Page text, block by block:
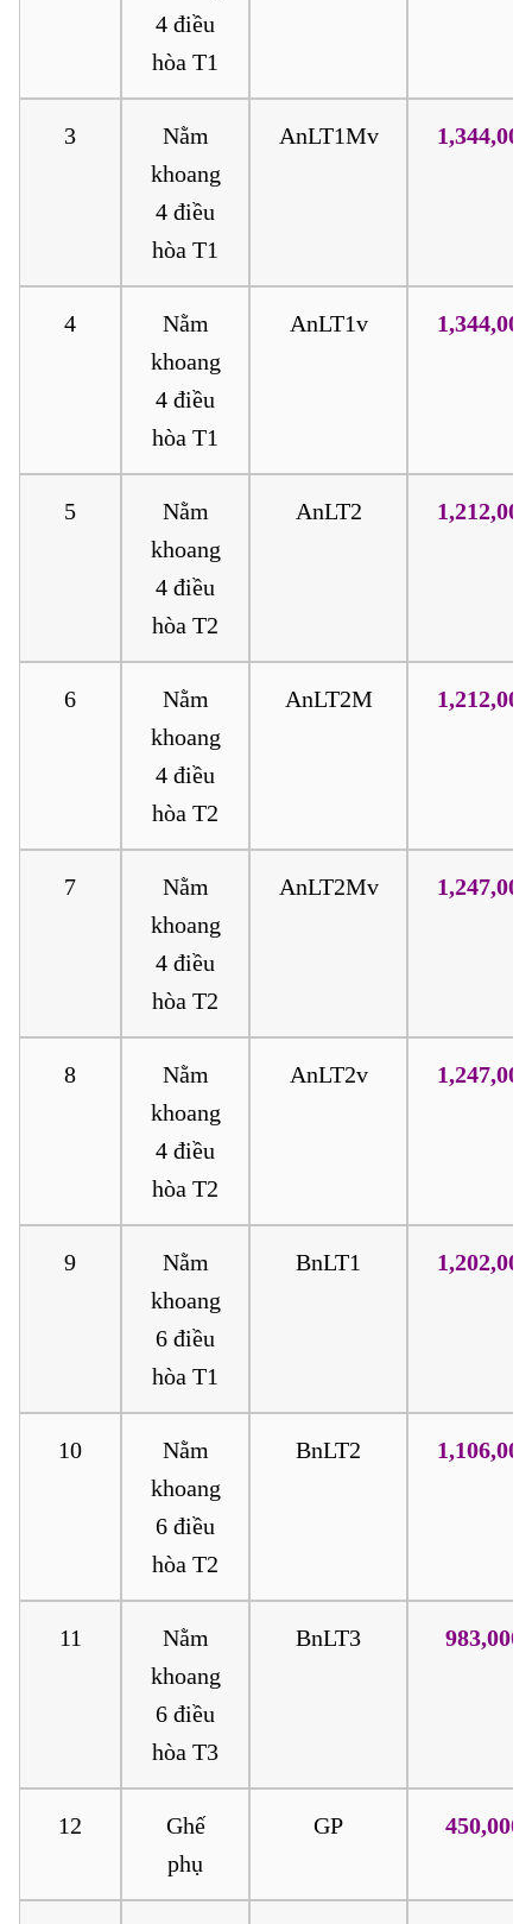
4 điều
hòa T1
3
Nằm
khoang
4 điều
hòa T1
AnLT1Mv 1,344,000
4
Nằm
khoang
4 điều
hòa T1
AnLT1v 1,344,000
5
Nằm
khoang
4 điều
hòa T2
AnLT2 1,212,000
6
Nằm
khoang
4 điều
hòa T2
AnLT2M 1,212,000
7
Nằm
khoang
4 điều
hòa T2
AnLT2Mv 1,247,000
8
Nằm
khoang
4 điều
hòa T2
AnLT2v 1,247,000
9
Nằm
khoang
6 điều
hòa T1
BnLT1 1,202,000
10
Nằm
khoang
6 điều
hòa T2
BnLT2 1,106,000
11
Nằm
khoang
6 điều
hòa T3
BnLT3 983,000
12
Ghế
phụ
GP 450,000